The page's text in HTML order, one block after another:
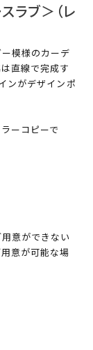
ラブ＞（レ
模様のカーデ
直線で完成す
ンがデザインポ
ーコピーで
意ができない
意が可能な場